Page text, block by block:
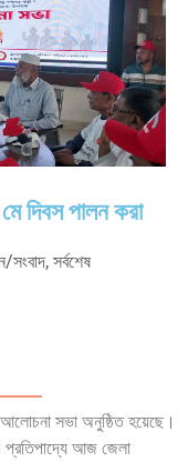
দিবস পালন করা
সংবাদ, সর্বশেষ
সভা অনুষ্ঠিত হয়েছে।
প্রতিপাদ্যে আজ জেলা